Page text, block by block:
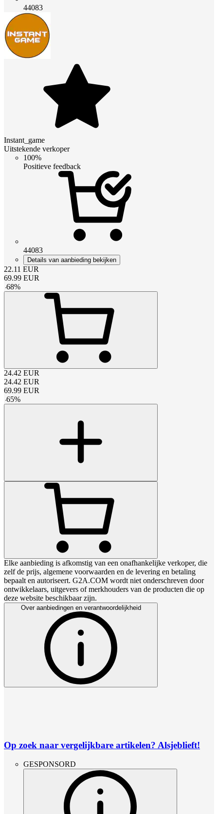
44083
Instant_game
Uitstekende verkoper
100%
Positieve feedback
44083
Details van aanbieding bekijken
22.11 EUR
69.99 EUR
-68%
24.42 EUR
24.42 EUR
69.99 EUR
-65%
Elke aanbieding is afkomstig van een onafhankelijke verkoper, die
zelf de prijs, algemene voorwaarden en de levering en betaling
bepaalt en autoriseert. G2A.COM wordt niet onderschreven door
ontwikkelaars, uitgevers of merkhouders van de producten die op
deze website beschikbaar zijn.
Over aanbiedingen en verantwoordelijkheid
Op zoek naar vergelijkbare artikelen? Alsjeblieft!
GESPONSORD